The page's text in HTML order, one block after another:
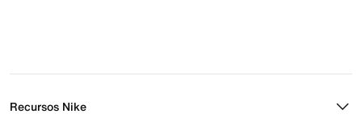
Recursos Nike